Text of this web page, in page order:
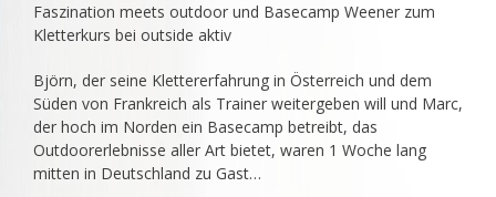
Faszination meets outdoor und Basecamp Weener zum
Kletterkurs bei outside aktiv
Björn, der seine Klettererfahrung in Österreich und dem
Süden von Frankreich als Trainer weitergeben will und Marc,
der hoch im Norden ein Basecamp betreibt, das
Outdoorerlebnisse aller Art bietet, waren 1 Woche lang
mitten in Deutschland zu Gast…